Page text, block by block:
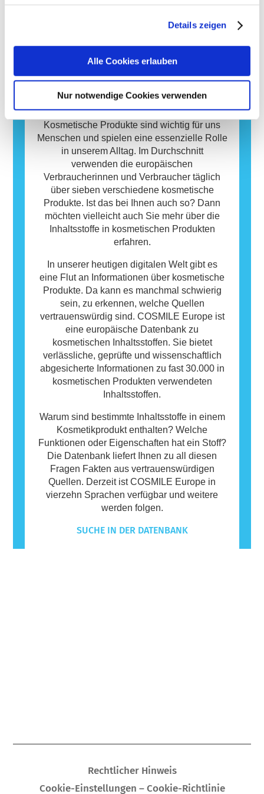
Details zeigen
Alle Cookies erlauben
Nur notwendige Cookies verwenden
Produkte durch qualifizierte wissenschaftliche
Experten, zu denen die Unternehmen
gesetzlich verpflichtet sind, decken alle
potenziellen Risiken ab, einschließlich
möglicher Störungen des Hormonsystems.
hergestellt, können eine allergische Reaktion
hervorrufen. Eine allergische Reaktion tritt
auf, wenn das Immunsystem einer Person auf
Stoffe reagiert, die für die meisten Menschen
harmlos sind. Ein Stoff, der eine allergische
bezeichnet. Kosmetika und
Körperpflegeprodukte können Inhaltsstoffe
enthalten, die bei manchen Menschen eine
Allergie auslösen können. Das bedeutet
jedoch nicht, dass das Produkt für andere
Personen nicht sicher ist.
Datenbank
Kosmetische Produkte sind wichtig für uns
Menschen und spielen eine essenzielle Rolle
in unserem Alltag. Im Durchschnitt
verwenden die europäischen
Verbraucherinnen und Verbraucher täglich
über sieben verschiedene kosmetische
Produkte. Ist das bei Ihnen auch so? Dann
möchten vielleicht auch Sie mehr über die
Inhaltsstoffe in kosmetischen Produkten
erfahren.
In unserer heutigen digitalen Welt gibt es
eine Flut an Informationen über kosmetische
Produkte. Da kann es manchmal schwierig
sein, zu erkennen, welche Quellen
vertrauenswürdig sind. COSMILE Europe ist
eine europäische Datenbank zu
kosmetischen Inhaltsstoffen. Sie bietet
verlässliche, geprüfte und wissenschaftlich
abgesicherte Informationen zu fast 30.000 in
kosmetischen Produkten verwendeten
Inhaltsstoffen.
Warum sind bestimmte Inhaltsstoffe in einem
Kosmetikprodukt enthalten? Welche
Funktionen oder Eigenschaften hat ein Stoff?
Die Datenbank liefert Ihnen zu all diesen
Fragen Fakten aus vertrauenswürdigen
Quellen. Derzeit ist COSMILE Europe in
vierzehn Sprachen verfügbar und weitere
werden folgen.
SUCHE IN DER DATENBANK
Rechtlicher Hinweis
Cookie-Einstellungen – Cookie-Richtlinie